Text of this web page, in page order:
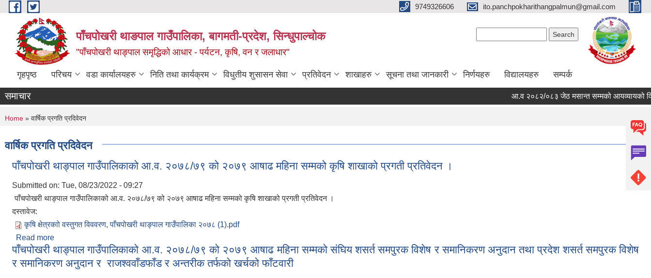
Skip to main content 9749326606 ito.panchpokharithangpalmun@gmail.com
पाँचपोखरी थाङपाल गाउँपालिका, बागमती-प्रदेश, सिन्धुपाल्चोक
"पाँचपोखरी थाङ्पाल समृद्धिको आधार - पर्यटन, कृषि, वन र जलाधार"
गृहपृष्ठ परिचय वडा कार्यालयहरु निति तथा कार्यक्रम विधुतीय शुसासन सेवा प्रतिवेदन शाखाहरु सूचना तथा जानकारी निर्णयहरु विद्यालयहरु सम्पर्क
समाचार आ.व २०८२/०८३ जेठ मसान्त सम्मको आयव्यायको विवरण
You are here
Home » वार्षिक प्रगति प्रदिवेदन
वार्षिक प्रगति प्रदिवेदन
पाँचपोखरी थाङ्पाल गाउँपालिकाको आ.व. २०७८/७९ को २०७९ आषाढ महिना सम्मको कृषि शाखाको प्रगती प्रतिवेदन ।
Submitted on: Tue, 08/23/2022 - 09:27
पाँचपोखरी थाङ्पाल गाउँपालिकाको आ.व. २०७८/७९ को २०७९ आषाढ महिना सम्मको कृषि शाखाको प्रगती प्रतिवेदन ।
दस्तावेज:
कृषि क्षेत्रकाो वस्तुगत विववरण, पाँचपोखरी थाङ्पाल गाउँपालिका २०७८ (1).pdf
Read more
पाँचपोखरी थाङ्पाल गाउँपालिकाको आ.व. २०७८/७९ को २०७९ आषाढ महिना सम्मको संघिय शसर्त समपुरक विशेष र समानिकरण अनुदान तथा प्रदेश शसर्त समपुरक विशेष
र समानिकरण अनुदान र राजश्ववाँडफाँड र अन्तरीक तर्फको खर्चको फाँटवारी